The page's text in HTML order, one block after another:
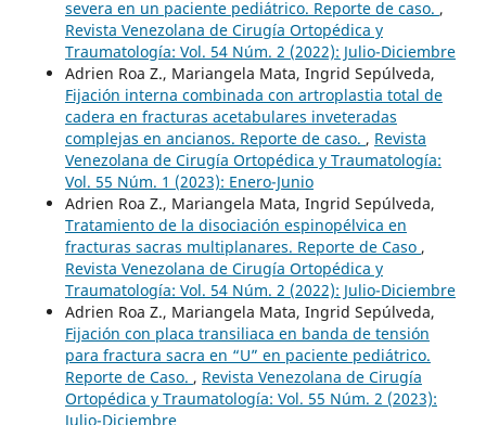
severa en un paciente pediátrico. Reporte de caso. ,
Revista Venezolana de Cirugía Ortopédica y
Traumatología: Vol. 54 Núm. 2 (2022): Julio-Diciembre
Adrien Roa Z., Mariangela Mata, Ingrid Sepúlveda,
Fijación interna combinada con artroplastia total de
cadera en fracturas acetabulares inveteradas
complejas en ancianos. Reporte de caso. , Revista
Venezolana de Cirugía Ortopédica y Traumatología:
Vol. 55 Núm. 1 (2023): Enero-Junio
Adrien Roa Z., Mariangela Mata, Ingrid Sepúlveda,
Tratamiento de la disociación espinopélvica en
fracturas sacras multiplanares. Reporte de Caso ,
Revista Venezolana de Cirugía Ortopédica y
Traumatología: Vol. 54 Núm. 2 (2022): Julio-Diciembre
Adrien Roa Z., Mariangela Mata, Ingrid Sepúlveda,
Fijación con placa transiliaca en banda de tensión
para fractura sacra en “U” en paciente pediátrico.
Reporte de Caso. , Revista Venezolana de Cirugía
Ortopédica y Traumatología: Vol. 55 Núm. 2 (2023):
Julio-Diciembre